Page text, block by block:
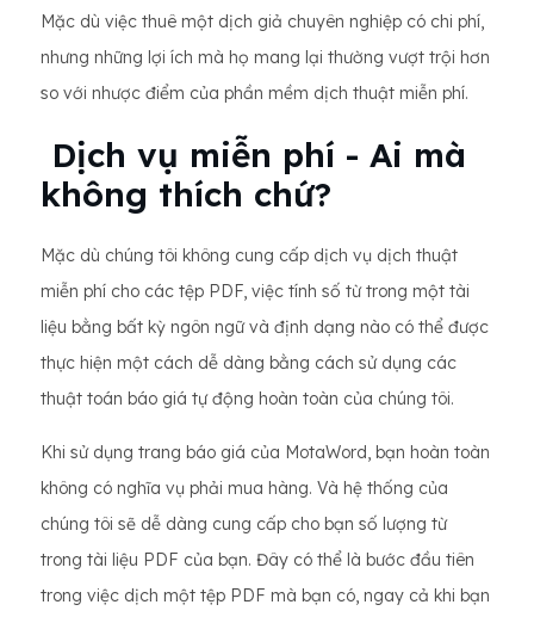
Mặc dù việc thuê một dịch giả chuyên nghiệp có chi phí,
nhưng những lợi ích mà họ mang lại thường vượt trội hơn
so với nhược điểm của phần mềm dịch thuật miễn phí.
Dịch vụ miễn phí - Ai mà
không thích chứ?
Mặc dù chúng tôi không cung cấp dịch vụ dịch thuật
miễn phí cho các tệp PDF, việc tính số từ trong một tài
liệu bằng bất kỳ ngôn ngữ và định dạng nào có thể được
thực hiện một cách dễ dàng bằng cách sử dụng các
thuật toán báo giá tự động hoàn toàn của chúng tôi.
Khi sử dụng trang báo giá của MotaWord, bạn hoàn toàn
không có nghĩa vụ phải mua hàng. Và hệ thống của
chúng tôi sẽ dễ dàng cung cấp cho bạn số lượng từ
trong tài liệu PDF của bạn. Đây có thể là bước đầu tiên
trong việc dịch một tệp PDF mà bạn có, ngay cả khi bạn